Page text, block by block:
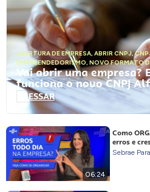
ABERTURA DE EMPRESA, ABRIR CNPJ,
EMPREENDEDORISMO, NOVO FORMATO
Vai abrir uma empresa?
funciona o novo CNPJ
ACESSAR
06:24
Como
erros e
Sebrae